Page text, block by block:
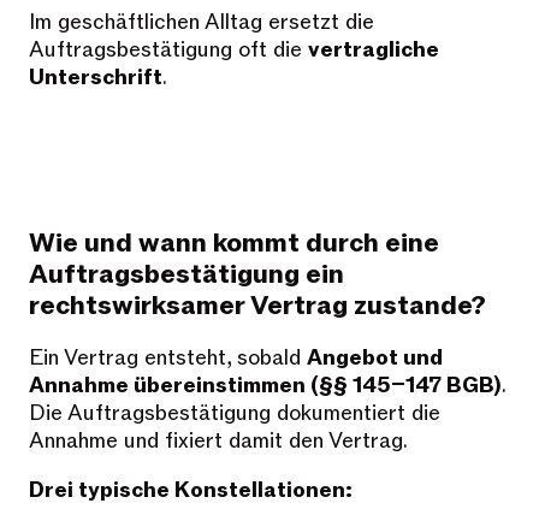
Im geschäftlichen Alltag ersetzt die
Auftragsbestätigung oft die vertragliche
Unterschrift.
Wie und wann kommt durch eine
Auftragsbestätigung ein
rechtswirksamer Vertrag zustande?
Ein Vertrag entsteht, sobald Angebot und
Annahme übereinstimmen (§§ 145–147 BGB).
Die Auftragsbestätigung dokumentiert die
Annahme und fixiert damit den Vertrag.
Drei typische Konstellationen: